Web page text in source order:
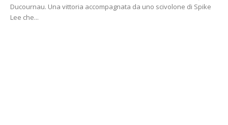
Ducournau. Una vittoria accompagnata da uno scivolone di Spike
Lee che...